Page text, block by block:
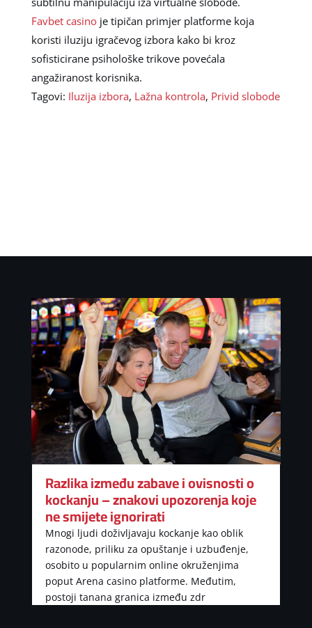
Favbet casinoje tipičan primjer platforme koja
koristi iluziju igračevog izbora kako bi kroz
sofisticirane psihološke trikove povećala
angažiranost korisnika.
Tagovi: Iluzija izbora, Lažna kontrola, Privid slobode
Razlika između zabave i ovisnosti o
kockanju – znakovi upozorenja koje
ne smijete ignorirati
Mnogi ljudi doživljavaju kockanje kao oblik
razonode, priliku za opuštanje i uzbuđenje,
osobito u popularnim online okruženjima
poput Arena casino platforme. Međutim,
postoji tanana granica između zdr